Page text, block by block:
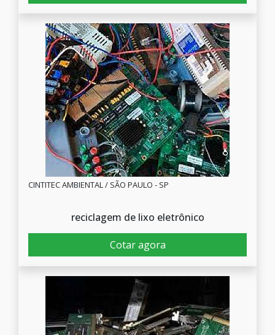
CINTITEC AMBIENTAL / SÃO PAULO - SP
reciclagem de lixo eletrônico
Cotar agora